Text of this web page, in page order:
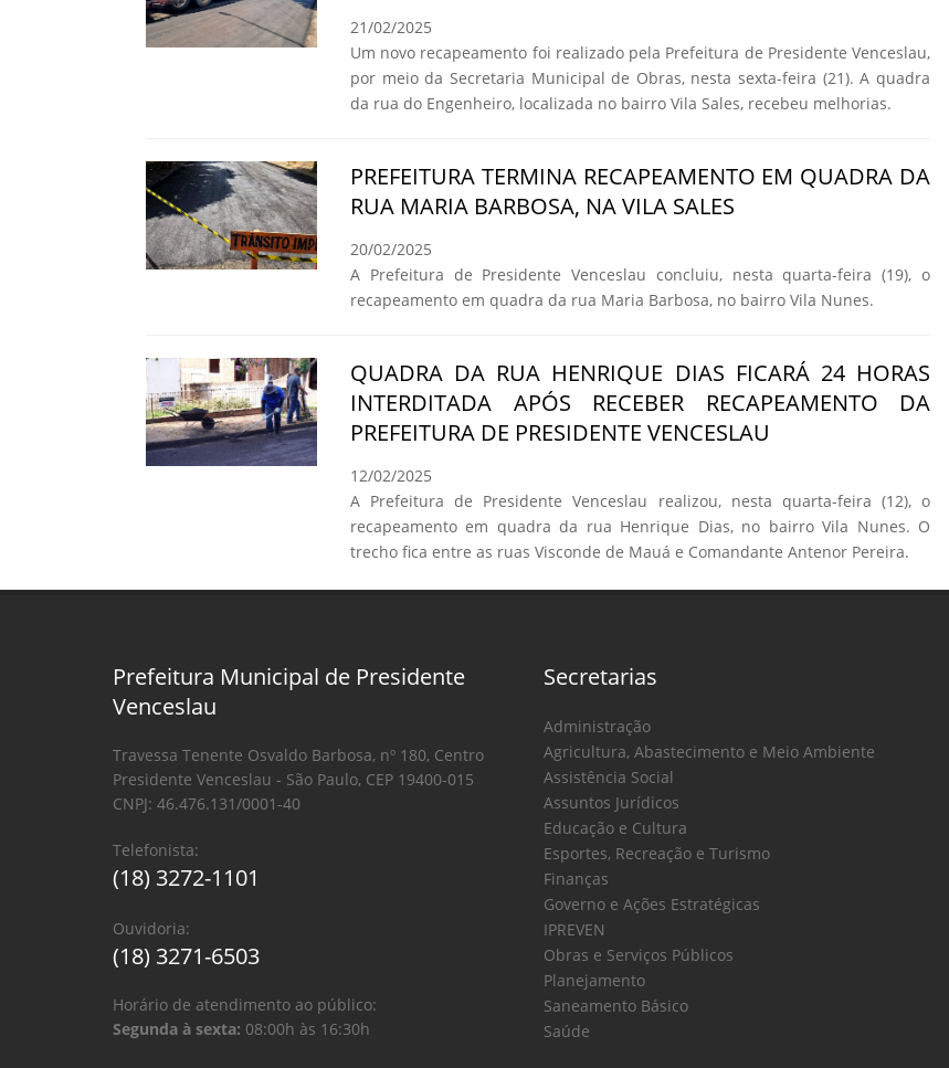
21/02/2025
Um novo recapeamento foi realizado pela Prefeitura de Presidente Venceslau,
por meio da Secretaria Municipal de Obras, nesta sexta-feira (21). A quadra
da rua do Engenheiro, localizada no bairro Vila Sales, recebeu melhorias.
PREFEITURA TERMINA RECAPEAMENTO EM QUADRA DA
RUA MARIA BARBOSA, NA VILA SALES
20/02/2025
A Prefeitura de Presidente Venceslau concluiu, nesta quarta-feira (19), o
recapeamento em quadra da rua Maria Barbosa, no bairro Vila Nunes.
QUADRA DA RUA HENRIQUE DIAS FICARÁ 24 HORAS
INTERDITADA APÓS RECEBER RECAPEAMENTO DA
PREFEITURA DE PRESIDENTE VENCESLAU
12/02/2025
A Prefeitura de Presidente Venceslau realizou, nesta quarta-feira (12), o
recapeamento em quadra da rua Henrique Dias, no bairro Vila Nunes. O
trecho fica entre as ruas Visconde de Mauá e Comandante Antenor Pereira.
Prefeitura Municipal de Presidente
Venceslau
Travessa Tenente Osvaldo Barbosa, nº 180, Centro
Presidente Venceslau - São Paulo, CEP 19400-015
CNPJ: 46.476.131/0001-40
Telefonista:
(18) 3272-1101
Ouvidoria:
(18) 3271-6503
Horário de atendimento ao público:
Segunda à sexta: 08:00h às 16:30h
Secretarias
Administração
Agricultura, Abastecimento e Meio Ambiente
Assistência Social
Assuntos Jurídicos
Educação e Cultura
Esportes, Recreação e Turismo
Finanças
Governo e Ações Estratégicas
IPREVEN
Obras e Serviços Públicos
Planejamento
Saneamento Básico
Saúde